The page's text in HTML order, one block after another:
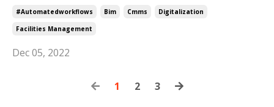
#automatedworkflows Bim Cmms
Digitalization
Facilities Management
Dec 05, 2022
1 2 3